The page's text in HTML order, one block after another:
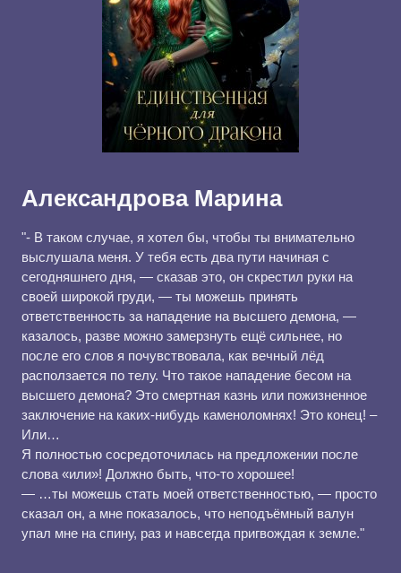
Александрова Марина
"- В таком случае, я хотел бы, чтобы ты внимательно
выслушала меня. У тебя есть два пути начиная с
сегодняшнего дня, — сказав это, он скрестил руки на
своей широкой груди, — ты можешь принять
ответственность за нападение на высшего демона, —
казалось, разве можно замерзнуть ещё сильнее, но
после его слов я почувствовала, как вечный лёд
расползается по телу. Что такое нападение бесом на
высшего демона? Это смертная казнь или пожизненное
заключение на каких-нибудь каменоломнях! Это конец! –
Или…
Я полностью сосредоточилась на предложении после
слова «или»! Должно быть, что-то хорошее!
— …ты можешь стать моей ответственностью, — просто
сказал он, а мне показалось, что неподъёмный валун
упал мне на спину, раз и навсегда пригвождая к земле."